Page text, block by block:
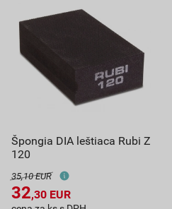
Špongia DIA leštiaca Rubi Z
120
35,10 EUR
32,30 EUR